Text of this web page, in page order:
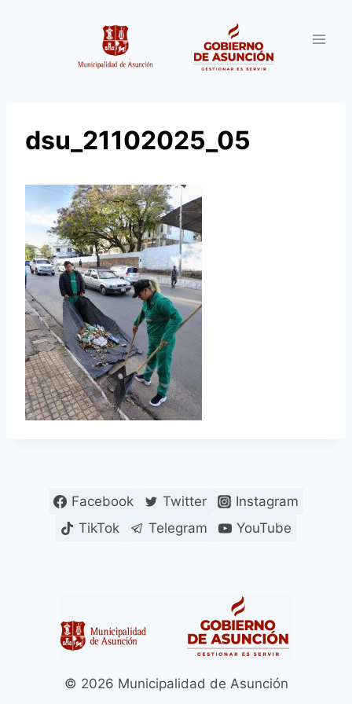
dsu_21102025_05
Facebook Twitter
Instagram
TikTok
Telegram YouTube
© 2026 Municipalidad de Asunción